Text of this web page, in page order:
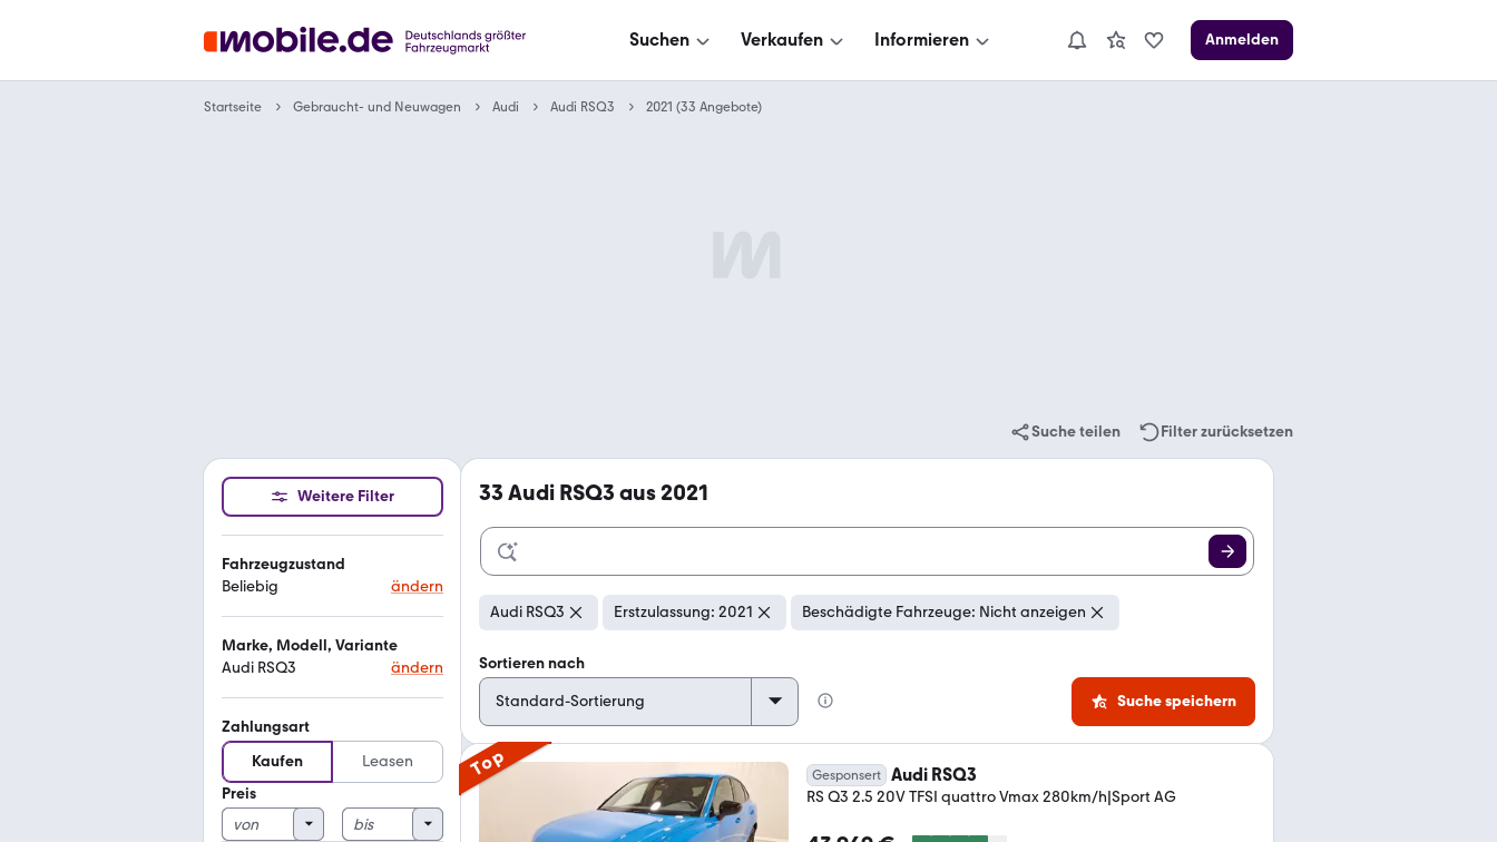
Suchen Verkaufen Informieren Anmelden
Startseite Gebraucht- und Neuwagen Audi Audi RSQ3 2021 (33 Angebote)
Suche teilen Filter zurücksetzen
Weitere Filter
Fahrzeugzustand
Beliebig
ändern
Marke, Modell, Variante
Audi RSQ3
ändern
Zahlungsart
Kaufen
Leasen
Preis
33 Audi RSQ3 aus 2021
Audi RSQ3 Erstzulassung: 2021 Beschädigte Fahrzeuge: Nicht anzeigen
Sortieren nach
Suche speichern
Top Gesponsert Audi RSQ3
RS Q3 2.5 20V TFSI quattro Vmax 280km/h|Sport AG